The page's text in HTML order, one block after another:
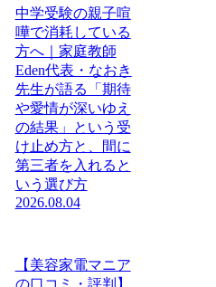
中学受験の親子喧
嘩で消耗している
方へ｜家庭教師
Eden代表・なおき
先生が語る「期待
や愛情が深いゆえ
の結果」という受
け止め方と、間に
第三者を入れると
いう選び方
2026.08.04
【美容家電マニア
の口コミ・評判】